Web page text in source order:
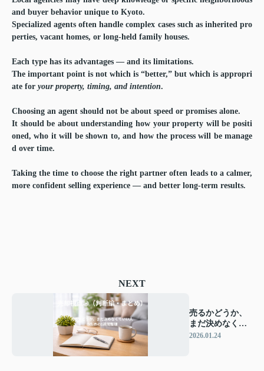
and buyer behavior unique to Kyoto.
Specialized agents often handle complex cases such as inherited pro
perties, vacant homes, or long-held family houses.
Each type has its advantages — and its limitations.
The important point is not which is “better,” but which is appropri
ate for your property, timing, and intention.
Choosing an agent should not be about speed or promises alone.
It should be about understanding how your property will be positi
oned, who it will be shown to, and how the process will be manage
d over time.
Taking the time to choose the right partner often leads to a calmer,
more confident selling experience — and better long-term results.
NEXT
売るかどうか、
まだ決めなくて
いい人のための1
2026.01.24